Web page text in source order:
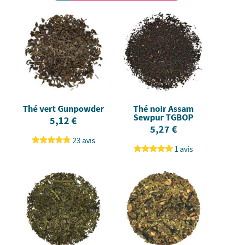
Thé vert Gunpowder
5,12 €
23 avis
Thé noir Assam
Sewpur TGBOP
5,27 €
1 avis